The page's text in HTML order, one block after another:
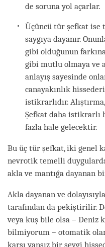
de soruna yol açarlar.
Üçüncü tür şefkat ise
saygıya dayanır.
gibi olduğunun
gibi mutlu olmaya ve
anlayış sayesinde
canayakınlık
istikrarlıdır.
Şefkat daha istikrarlı
fazla hale gelecektir.
Bu üç tür şefkat, iki genel
nevrotik temelli
akla ve mantığa dayanan
Akla dayanan ve
tarafından da pekiştirilir.
veya kuş bile olsa – Deniz
bilmiyorum – otomatik
karşı yansız bir sevgi